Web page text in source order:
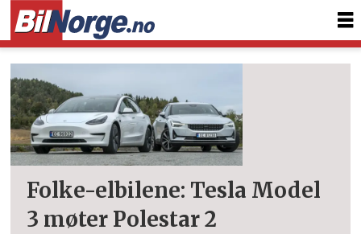
Tag:
2
Folke-elbilene: Tesla Model
3 møter Polestar 2